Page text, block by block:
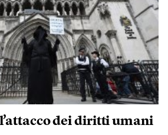
dei diritti umani